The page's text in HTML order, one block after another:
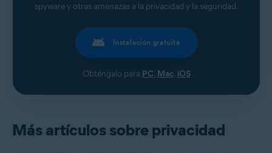
spyware y otras amenazas a la privacidad y la seguridad.
Instalación gratuita
Obténgalo para PC, Mac, iOS
Más artículos sobre privacidad